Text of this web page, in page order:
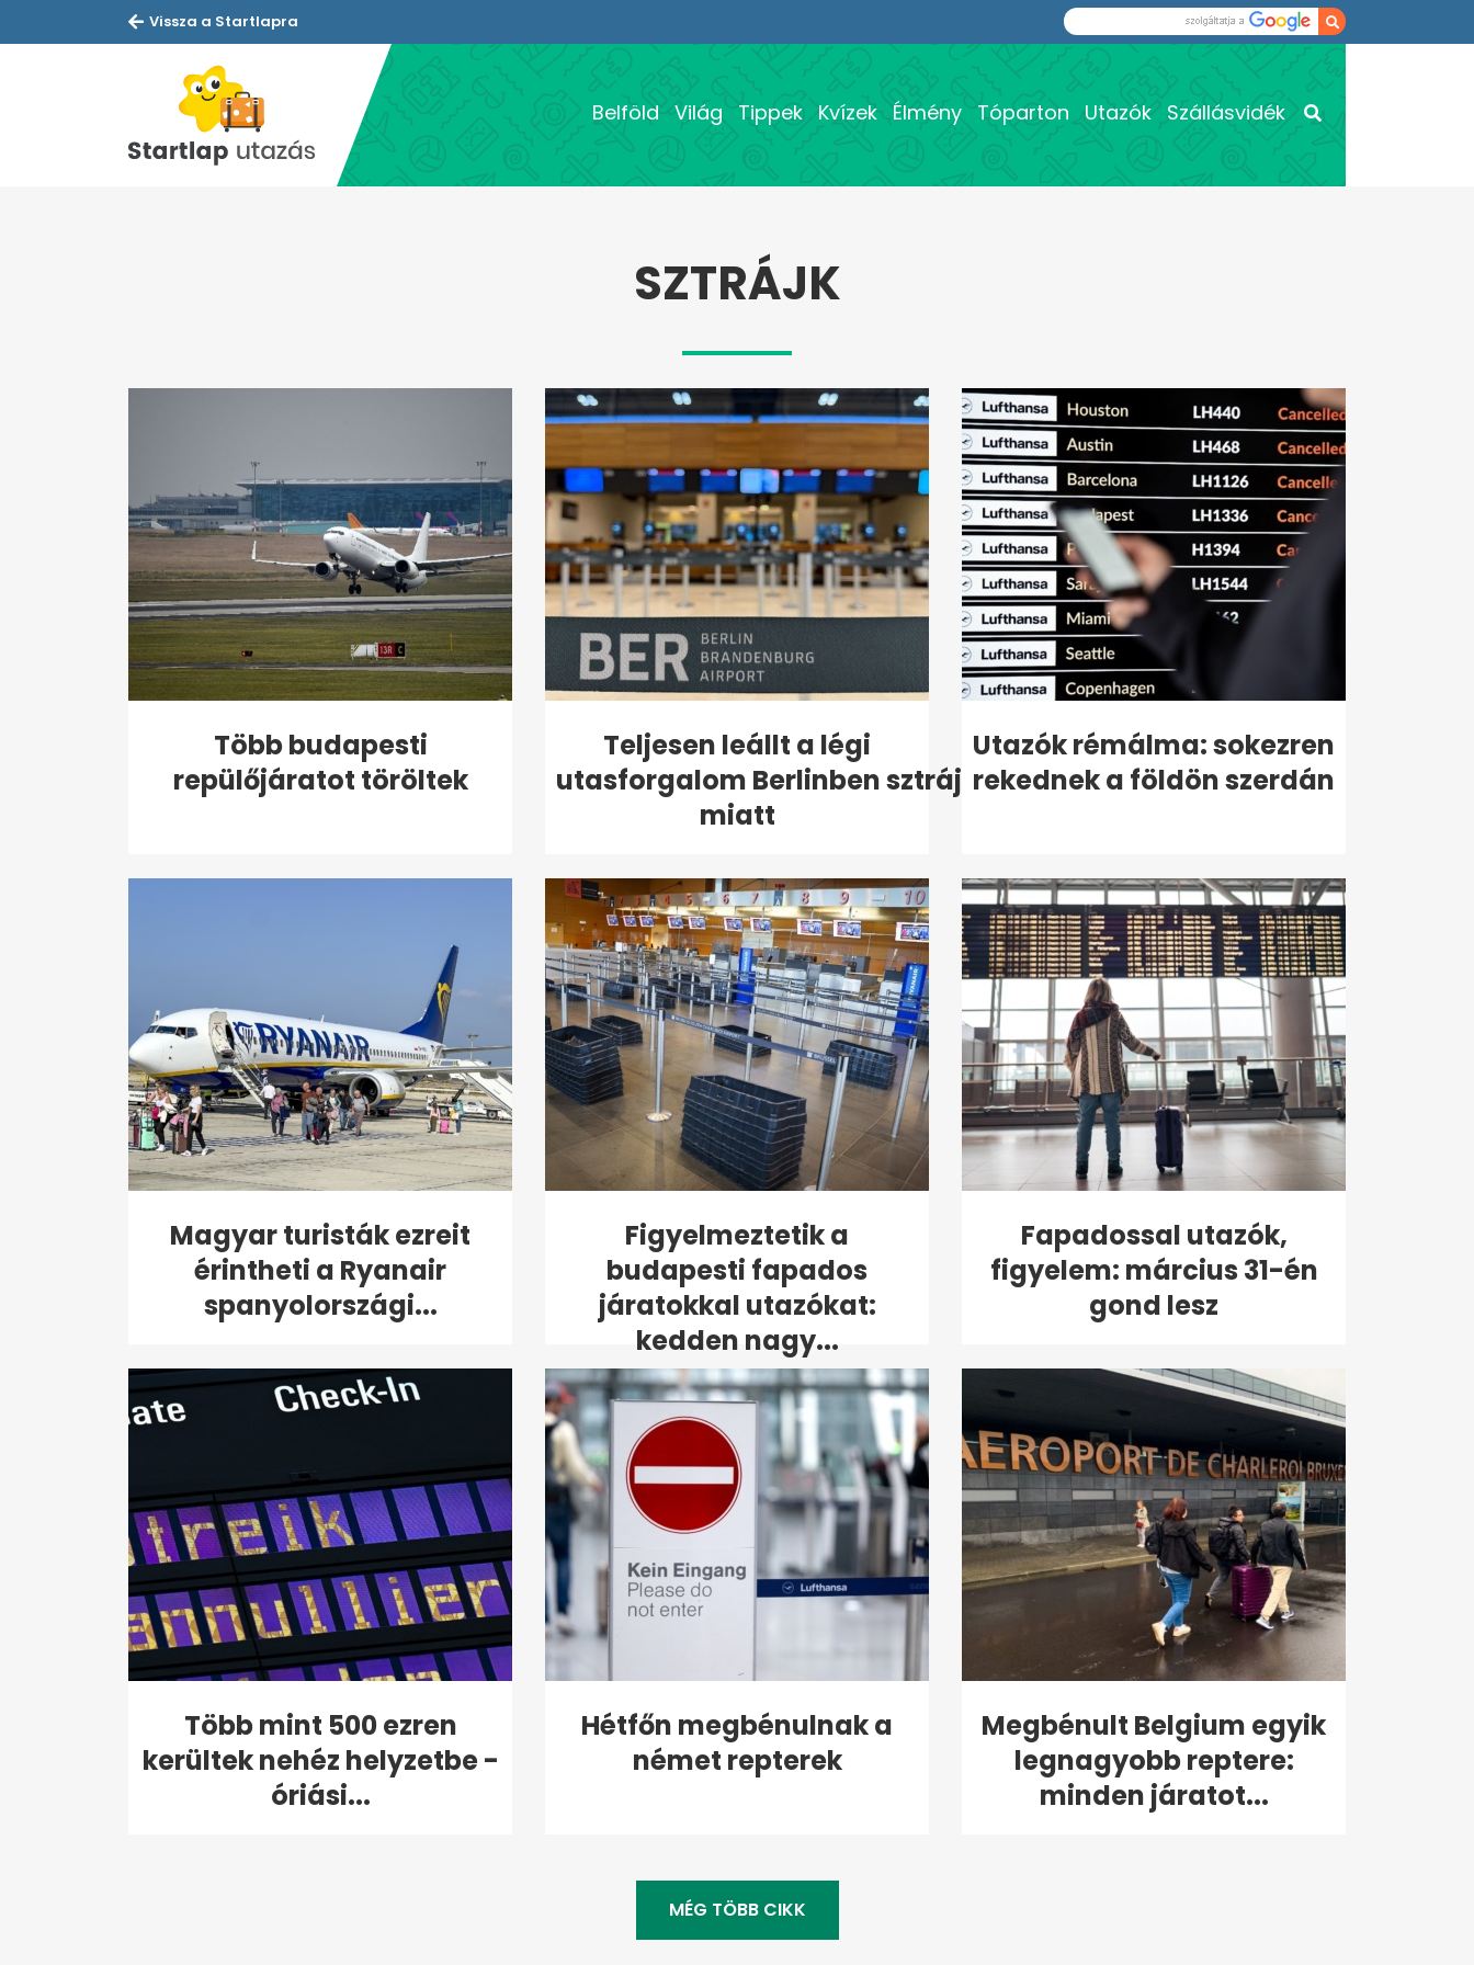
Vissza a Startlapra
Belföld Világ Tippek Kvízek Élmény Tóparton Utazók Szállásvidék
SZTRÁJK
Több budapesti
repülőjáratot töröltek
Teljesen leállt a légi
utasforgalom Berlinben sztrájk
miatt
Utazók rémálma: sokezren
rekednek a földön szerdán
Magyar turisták ezreit
érintheti a Ryanair
spanyolországi...
Figyelmeztetik a
budapesti fapados
járatokkal utazókat:
kedden nagy...
Fapadossal utazók,
figyelem: március 31-én
gond lesz
Több mint 500 ezren
kerültek nehéz helyzetbe -
óriási...
Hétfőn megbénulnak a
német repterek
Megbénult Belgium egyik
legnagyobb reptere:
minden járatot...
MÉG TÖBB CIKK